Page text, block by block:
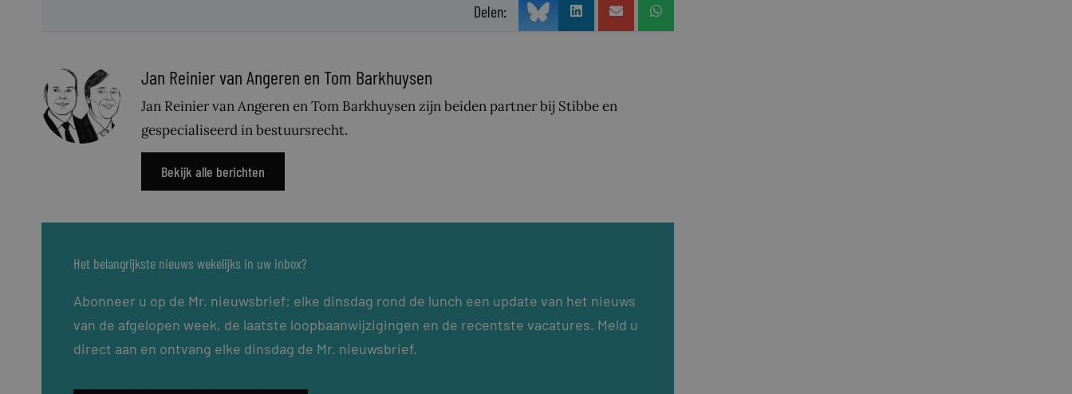
Delen:
Jan Reinier van Angeren en Tom Barkhuysen
Jan Reinier van Angeren en Tom Barkhuysen zijn beiden partner bij Stibbe en
gespecialiseerd in bestuursrecht.
Bekijk alle berichten
Het belangrijkste nieuws wekelijks in uw inbox?
Abonneer u op de Mr. nieuwsbrief: elke dinsdag rond de lunch een update van het nieuws
van de afgelopen week, de laatste loopbaanwijzigingen en de recentste vacatures. Meld u
direct aan en ontvang elke dinsdag de Mr. nieuwsbrief.